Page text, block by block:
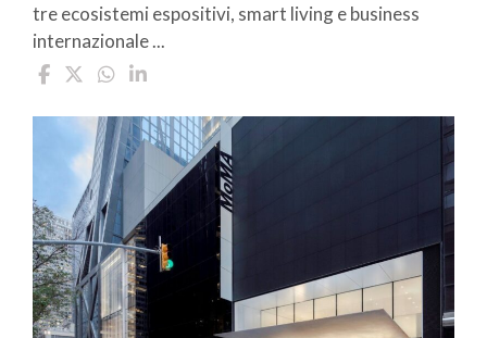
tre ecosistemi espositivi, smart living e business
internazionale ...